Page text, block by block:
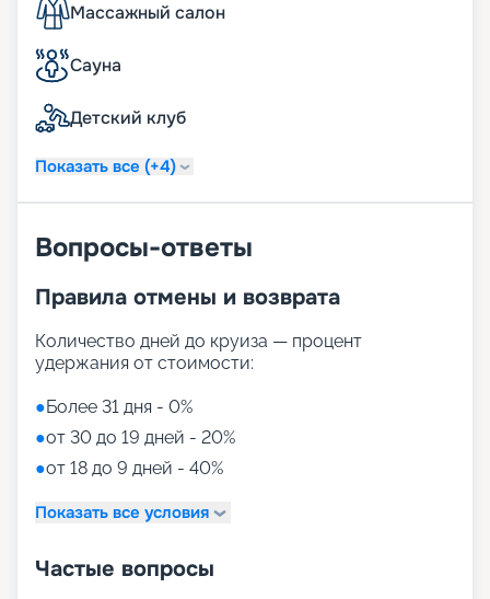
Массажный салон
Сауна
Детский клуб
Показать все (+4)
Вопросы-ответы
Правила отмены и возврата
Количество дней до круиза — процент
удержания от стоимости:
●Более 31 дня - 0%
●от 30 до 19 дней - 20%
●от 18 до 9 дней - 40%
Показать все условия
Частые вопросы